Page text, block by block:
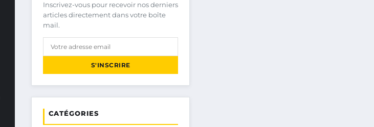
Inscrivez-vous pour recevoir nos derniers
articles directement dans votre boîte
mail.
S'INSCRIRE
CATÉGORIES